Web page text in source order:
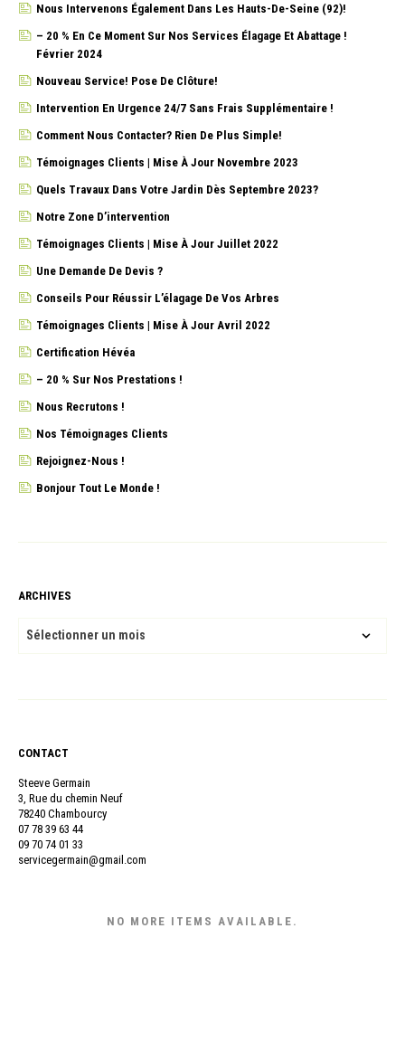
Nous Intervenons Également Dans Les Hauts-De-Seine (92)!
– 20 % En Ce Moment Sur Nos Services Élagage Et Abattage !
Février 2024
Nouveau Service! Pose De Clôture!
Intervention En Urgence 24/7 Sans Frais Supplémentaire !
Comment Nous Contacter? Rien De Plus Simple!
Témoignages Clients | Mise À Jour Novembre 2023
Quels Travaux Dans Votre Jardin Dès Septembre 2023?
Notre Zone D’intervention
Témoignages Clients | Mise À Jour Juillet 2022
Une Demande De Devis ?
Conseils Pour Réussir L’élagage De Vos Arbres
Témoignages Clients | Mise À Jour Avril 2022
Certification Hévéa
– 20 % Sur Nos Prestations !
Nous Recrutons !
Nos Témoignages Clients
Rejoignez-Nous !
Bonjour Tout Le Monde !
ARCHIVES
ARCHIVES
CONTACT
Steeve Germain
3, Rue du chemin Neuf
78240 Chambourcy
07 78 39 63 44
09 70 74 01 33
servicegermain@gmail.com
NO MORE ITEMS AVAILABLE.